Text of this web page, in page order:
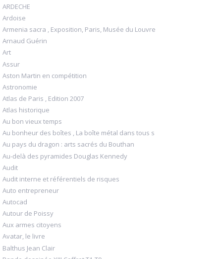
ARDECHE
Ardoise
Armenia sacra , Exposition, Paris, Musée du Louvre
Arnaud Guérin
Art
Assur
Aston Martin en compétition
Astronomie
Atlas de Paris , Edition 2007
Atlas historique
Au bon vieux temps
Au bonheur des boîtes , La boîte métal dans tous s
Au pays du dragon : arts sacrés du Bouthan
Au-delà des pyramides Douglas Kennedy
Audit
Audit interne et référentiels de risques
Auto entrepreneur
Autocad
Autour de Poissy
Aux armes citoyens
Avatar, le livre
Balthus Jean Clair